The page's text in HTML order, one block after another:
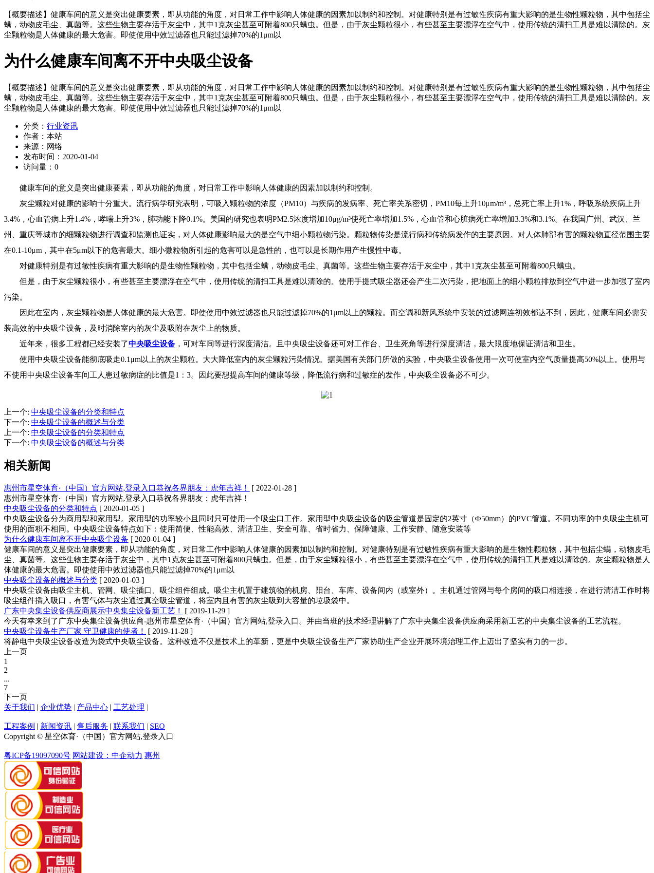
【概要描述】 健康车间的意义是突出健康要素，即从功能的角度，对日常工作中影响人体健康的因素加以制约和控制。对健康特别是有过敏性疾病有重大影响的是生物性颗粒物，其中包括尘
螨，动物皮毛尘、真菌等。这些生物主要存活于灰尘中，其中1克灰尘甚至可附着800只螨虫。但是，由于灰尘颗粒很小，有些甚至主要漂浮在空气中，使用传统的清扫工具是难以清除的。灰
尘颗粒物是人体健康的最大危害。即使使用中效过滤器也只能过滤掉70%的1μm以
为什么健康车间离不开中央吸尘设备
【概要描述】 健康车间的意义是突出健康要素，即从功能的角度，对日常工作中影响人体健康的因素加以制约和控制。对健康特别是有过敏性疾病有重大影响的是生物性颗粒物，其中包括尘
螨，动物皮毛尘、真菌等。这些生物主要存活于灰尘中，其中1克灰尘甚至可附着800只螨虫。但是，由于灰尘颗粒很小，有些甚至主要漂浮在空气中，使用传统的清扫工具是难以清除的。灰
尘颗粒物是人体健康的最大危害。即使使用中效过滤器也只能过滤掉70%的1μm以
分类： 行业资讯
作者： 本站
来源： 网络
发布时间： 2020-01-04
访问量： 0
健康车间的意义是突出健康要素，即从功能的角度，对日常工作中影响人体健康的因素加以制约和控制。
灰尘颗粒对健康的影响十分重大。流行病学研究表明，可吸入颗粒物的浓度（PM10）与疾病的发病率、死亡率关系密切，PM10每上升10μm/m³，总死亡率上升1%，呼吸系统疾病上升
3.4%，心血管病上升1.4%，哮喘上升3%，肺功能下降0.1%。美国的研究也表明PM2.5浓度增加10μg/m³使死亡率增加1.5%，心血管和心脏病死亡率增加3.3%和3.1%。在我国广州、武汉、兰
州、重庆等城市的细颗粒物进行调查和监测也证实，对人体健康影响最大的是空气中细小颗粒物污染。颗粒物传染是流行病和传统病发作的主要原因。对人体肺部有害的颗粒物直径范围主要
在0.1-10μm，其中在5μm以下的危害最大。细小微粒物所引起的危害可以是急性的，也可以是长期作用产生慢性中毒。
对健康特别是有过敏性疾病有重大影响的是生物性颗粒物，其中包括尘螨，动物皮毛尘、真菌等。这些生物主要存活于灰尘中，其中1克灰尘甚至可附着800只螨虫。
但是，由于灰尘颗粒很小，有些甚至主要漂浮在空气中，使用传统的清扫工具是难以清除的。使用手提式吸尘器还会产生二次污染，把地面上的细小颗粒排放到空气中进一步加强了室内
污染。
因此在室内，灰尘颗粒物是人体健康的最大危害。即使使用中效过滤器也只能过滤掉70%的1μm以上的颗粒。而空调和新风系统中安装的过滤网连初效都达不到，因此，健康车间必需安
装高效的中央吸尘设备 ，及时消除室内的灰尘及吸附在灰尘上的物质。
近年来 ， 很多工程都已经安装了中央吸尘设备 ，可对车间等进行深度清洁。且中央吸尘设备还可对工作台 卫生死角等进行深度清洁，最大限度地保证清洁和卫生。
使用中央吸尘设备能彻底吸走0.1μm以上的灰尘颗粒。大大降低室内的灰尘颗粒污染情况。据美国有关部门所做的实验，中央吸尘设备使用一次可使室内空气质量提高50%以上。使用与
不使用中央吸尘设备车间工人 患过敏病症的比值是1：3。 因此要想提高车间的健康等级，降低流行病和过敏症的发作，中央吸尘设备必不可少。
上一个: 中央吸尘设备的分类和特点
下一个: 中央吸尘设备的概述与分类
上一个: 中央吸尘设备的分类和特点
下一个: 中央吸尘设备的概述与分类
相关新闻
惠州市星空体育·（中国）官方网站,登录入口恭祝各界朋友：虎年吉祥！
[ 2022-01-28 ]
惠州市星空体育·（中国）官方网站,登录入口恭祝各界朋友：虎年吉祥！
中央吸尘设备的分类和特点 [ 2020-01-05 ]
中央吸尘设备分为商用型和家用型。家用型的功率较小且同时只可使用一个吸尘口工作。家用型中央吸尘设备的吸尘管道是固定的2英寸（Ф50mm）的PVC管道。不同功率的中央吸尘主机可
使用的面积不相同。中央吸尘设备特点如下：使用简便、性能高效、清洁卫生、安全可靠、省时省力、保障健康、工作安静、随意安装等
为什么健康车间离不开中央吸尘设备 [ 2020-01-04 ]
健康车间的意义是突出健康要素，即从功能的角度，对日常工作中影响人体健康的因素加以制约和控制。对健康特别是有过敏性疾病有重大影响的是生物性颗粒物，其中包括尘螨，动物皮毛
尘、真菌等。这些生物主要存活于灰尘中，其中1克灰尘甚至可附着800只螨虫。但是，由于灰尘颗粒很小，有些甚至主要漂浮在空气中，使用传统的清扫工具是难以清除的。灰尘颗粒物是人
体健康的最大危害。即使使用中效过滤器也只能过滤掉70%的1μm以
中央吸尘设备的概述与分类 [ 2020-01-03 ]
中央吸尘设备由吸尘主机、管网、吸尘插口、吸尘组件组成。吸尘主机置于建筑物的机房、阳台、车库、设备间内（或室外）。主机通过管网与每个房间的吸口相连接，在进行清洁工作时将
吸尘组件插入吸口，有害气体与灰尘通过真空吸尘管道，将室内且有害的灰尘吸到大容量的垃圾袋中。
广东中央集尘设备供应商展示中央集尘设备新工艺！
[ 2019-11-29 ]
今天有幸来到了广东中央集尘设备供应商-惠州市星空体育·（中国）官方网站,登录入口。并由当班的技术经理讲解了广东中央集尘设备供应商采用新工艺的中央集尘设备的工艺流程。
中央吸尘设备生产厂家 守卫健康的使者！
[ 2019-11-28 ]
将静电中央吸尘设备改造为袋式中央吸尘设备。这种改造不仅是技术上的革新，更是中央吸尘设备生产厂家协助生产企业开展环境治理工作上迈出了坚实有力的一步。
上一页
1
2
...
7
下一页
关于我们 | 企业优势 | 产品中心 | 工艺处理 |
工程案例 | 新闻资讯 | 售后服务 | 联系我们 | SEO
Copyright © 星空体育·（中国）官方网站,登录入口
粤ICP备19097090号 网站建设：中企动力 惠州